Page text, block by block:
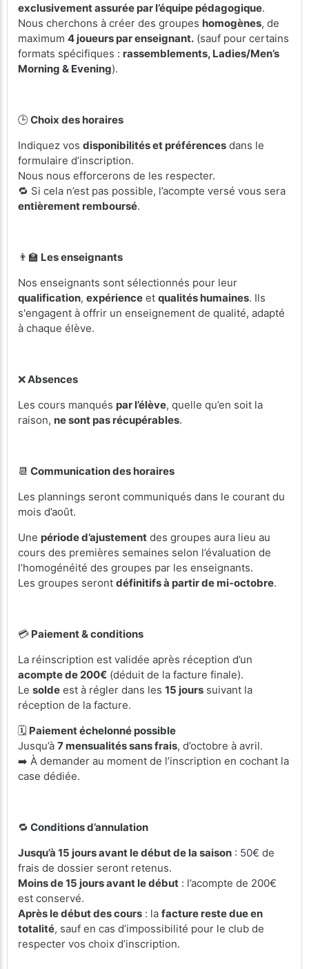
exclusivement assurée par l’équipe pédagogique.
Nous cherchons à créer des groupes homogènes, de
maximum 4 joueurs par enseignant. (sauf pour certains
formats spécifiques : rassemblements, Ladies/Men’s
Morning & Evening).
🕒 Choix des horaires
Indiquez vos disponibilités et préférences dans le
formulaire d’inscription.
Nous nous efforcerons de les respecter.
🔁 Si cela n’est pas possible, l’acompte versé vous sera
entièrement remboursé.
👨‍🏫 Les enseignants
Nos enseignants sont sélectionnés pour leur
qualification, expérience et qualités humaines. Ils
s'engagent à offrir un enseignement de qualité, adapté
à chaque élève.
❌Absences
Les cours manqués par l’élève, quelle qu’en soit la
raison, ne sont pas récupérables.
📆 Communication des horaires
Les plannings seront communiqués dans le courant du
mois d’août.
Une période d’ajustement des groupes aura lieu au
cours des premières semaines selon l’évaluation de
l’homogénéité des groupes par les enseignants.
Les groupes seront définitifs à partir de mi-octobre.
💳 Paiement & conditions
La réinscription est validée après réception d’un
acompte de 200€ (déduit de la facture finale).
Le solde est à régler dans les 15 jours suivant la
réception de la facture.
🗓️ Paiement échelonné possible
Jusqu’à 7 mensualités sans frais, d’octobre à avril.
➡️ À demander au moment de l’inscription en cochant la
case dédiée.
🔁 Conditions d’annulation
Jusqu’à 15 jours avant le début de la saison : 50€ de
frais de dossier seront retenus.
Moins de 15 jours avant le début : l’acompte de 200€
est conservé.
Après le début des cours : la facture reste due en
totalité, sauf en cas d’impossibilité pour le club de
respecter vos choix d’inscription.